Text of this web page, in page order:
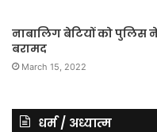
नाबालिग बेटियों को पुलिस
बरामद
March 15, 2022
धर्म / अध्यात्म